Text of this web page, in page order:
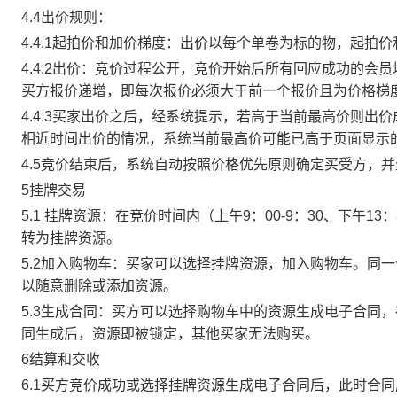
4.4出价规则：
4.4.1起拍价和加价梯度：出价以每个单卷为标的物，起拍
4.4.2出价：竞价过程公开，竞价开始后所有回应成功的会
买方报价递增，即每次报价必须大于前一个报价且为价格
4.4.3买家出价之后，经系统提示，若高于当前最高价则出
相近时间出价的情况，系统当前最高价可能已高于页面显示
4.5竞价结束后，系统自动按照价格优先原则确定买受方，
5挂牌交易
5.1 挂牌资源：在竞价时间内（上午9：00-9：30、下午13
转为挂牌资源。
5.2加入购物车：买家可以选择挂牌资源，加入购物车。同
以随意删除或添加资源。
5.3生成合同：买方可以选择购物车中的资源生成电子合同
同生成后，资源即被锁定，其他买家无法购买。
6结算和交收
6.1买方竞价成功或选择挂牌资源生成电子合同后，此时合